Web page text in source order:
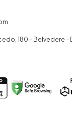
180 - Belvedere -